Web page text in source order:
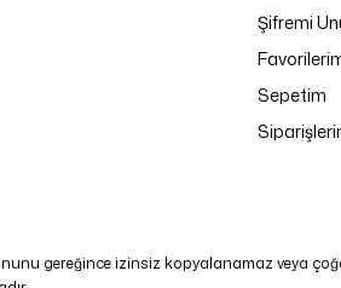
Şifremi
Sepetim
gereğince izinsiz kopyalanamaz veya